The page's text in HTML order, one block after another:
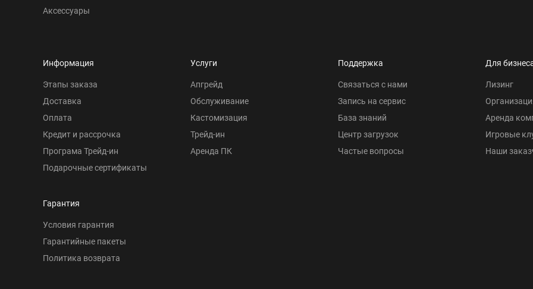
Аксессуары
Информация
Этапы заказа
Доставка
Оплата
Кредит и рассрочка
Програма Трейд-ин
Подарочные сертификаты
Гарантия
Условия гарантия
Гарантийные пакеты
Политика возврата
Услуги
Апгрейд
Обслуживание
Кастомизация
Трейд-ин
Аренда ПК
Поддержка
Связаться с нами
Запись на сервис
База знаний
Центр загрузок
Частые вопросы
Для
Лизинг
Аренда
Игровые
Наши